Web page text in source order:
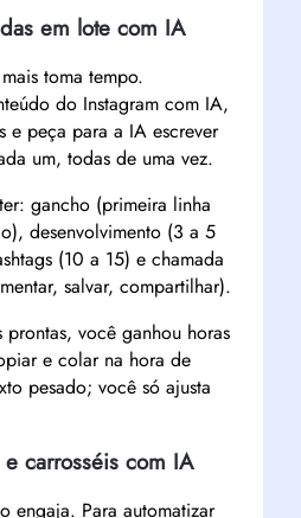
em lote com IA
toma tempo.
do Instagram com IA,
e peça para a IA escrever
um, todas de uma vez.
gancho (primeira linha
desenvolvimento (3 a 5
(10 a 15) e chamada
salvar, compartilhar).
você ganhou horas
e colar na hora de
pesado; você só ajusta
carrosséis com IA
engaja. Para automatizar